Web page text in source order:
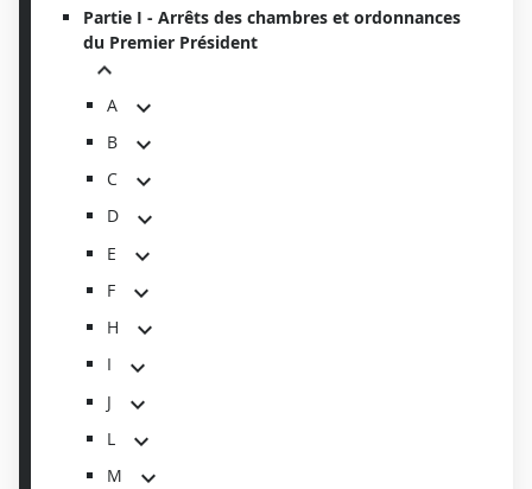
Partie I - Arrêts des chambres et ordonnances
du Premier Président
A
B
C
D
E
F
H
I
J
L
M